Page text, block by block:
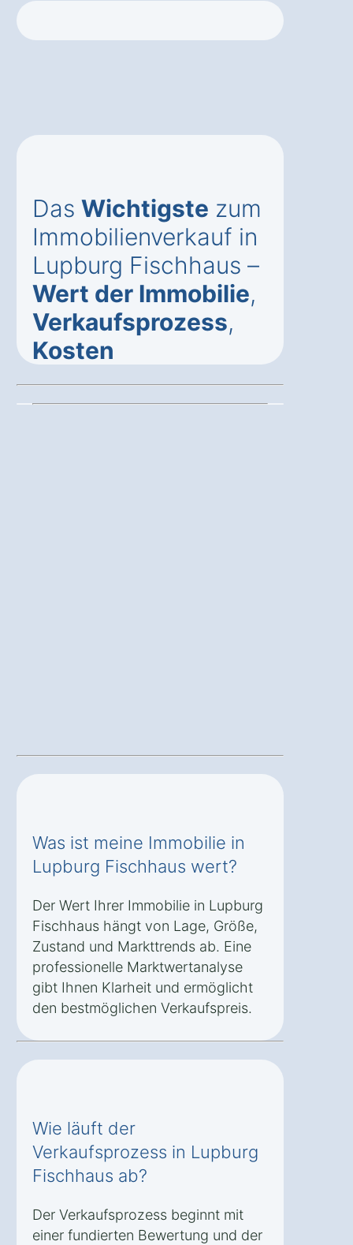
Das Wichtigste zum
Immobilienverkauf in
Lupburg Fischhaus –
Wert der Immobilie,
Verkaufsprozess,
Kosten
Was ist meine Immobilie in
Lupburg Fischhaus wert?
Der Wert Ihrer Immobilie in Lupburg
Fischhaus hängt von Lage, Größe,
Zustand und Markttrends ab. Eine
professionelle Marktwertanalyse
gibt Ihnen Klarheit und ermöglicht
den bestmöglichen Verkaufspreis.
Wie läuft der
Verkaufsprozess in Lupburg
Fischhaus ab?
Der Verkaufsprozess beginnt mit
einer fundierten Bewertung und der